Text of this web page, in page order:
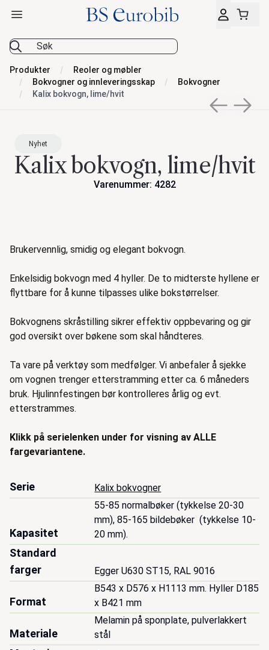
BS Eurobib
Åpne hovedmeny
Produkter
Reoler og møbler
Bokvogner og innleveringsskap
Bokvogner
Kalix bokvogn, lime/hvit
Previous
Next
Nyhet
Kalix bokvogn, lime/hvit
Varenummer: 4282
Beskrivelse
Brukervennlig, smidig og elegant bokvogn.
Enkelsidig bokvogn med 4 hyller. De to midterste hyllene er
flyttbare for å kunne tilpasses ulike bokstørrelser.
Bokvognens skråstilling sikrer effektiv oppbevaring og gir
god oversikt over bøkene som skal håndteres.
Ta vare på verktøy som medfølger. Vi anbefaler å sjekke
om vognen trenger etterstramming etter ca. 6 måneders
bruk. Hjulinnfestingen bør kontrolleres årlig og evt.
etterstrammes.
Klikk på serielenken under for visning av ALLE
fargevariantene.
Serie Kalix bokvogner
Kapasitet
55-85 normalbøker (tykkelse 20-30
mm), 85-165 bildebøker  (tykkelse 10-
20 mm).
Standard
farger
Egger U630 ST15, RAL 9016
Format
B543 x D576 x H1113 mm. Hyller D185
x B421 mm
Materiale
Melamin på sponplate, pulverlakkert
stål